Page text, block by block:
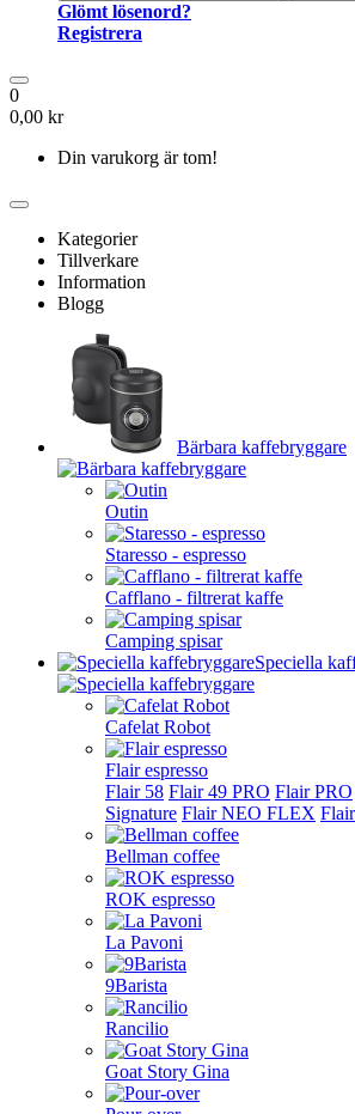
Glömt lösenord?
Registrera
0
0,00 kr
Din varukorg är tom!
Kategorier
Tillverkare
Information
Blogg
Bärbara kaffebryggare
Outin
Staresso - espresso
Cafflano - filtrerat kaffe
Camping spisar
Speciella
Cafelat Robot
Flair espresso
Flair 58 Flair 49 PRO Flair PRO
Signature Flair NEO FLEX
Bellman coffee
ROK espresso
La Pavoni
9Barista
Rancilio
Goat Story Gina